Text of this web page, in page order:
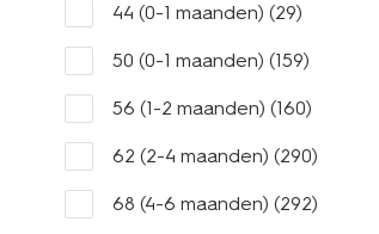
44 (0-1 maanden) (29)
50 (0-1 maanden) (159)
56 (1-2 maanden) (160)
62 (2-4 maanden) (290)
68 (4-6 maanden) (292)